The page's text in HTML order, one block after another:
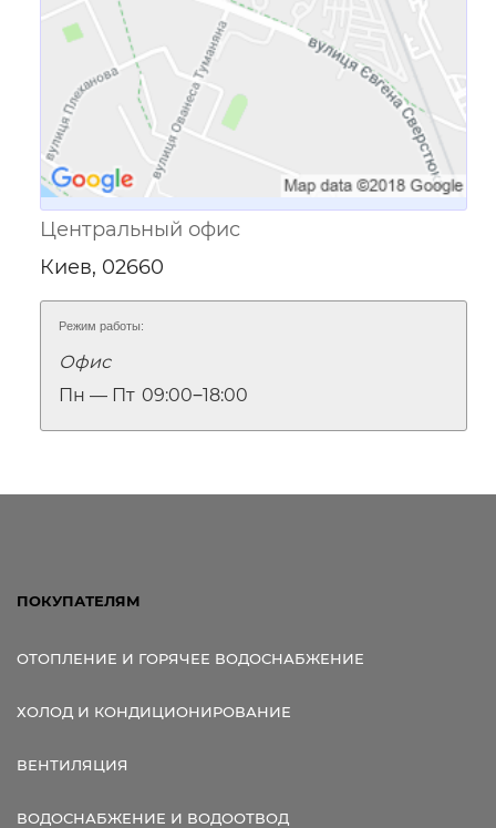
Центральный офис
Киев, 02660
Режим работы:
Офис
Пн — Пт 09:00‒18:00
ПОКУПАТЕЛЯМ
ОТОПЛЕНИЕ И ГОРЯЧЕЕ ВОДОСНАБЖЕНИЕ
ХОЛОД И КОНДИЦИОНИРОВАНИЕ
ВЕНТИЛЯЦИЯ
ВОДОСНАБЖЕНИЕ И ВОДООТВОД